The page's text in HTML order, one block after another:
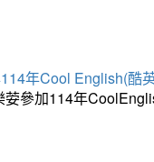
年Cool English(酷
參加114年